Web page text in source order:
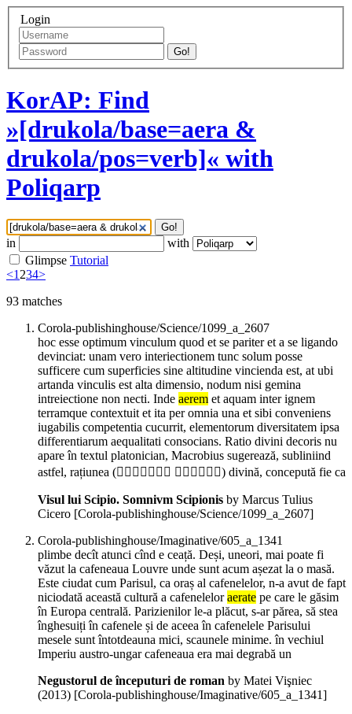
Login
Go!
KorAP: Find
»[drukola/base=aera &
drukola/pos=verb]« with
Poliqarp
Go!
in
with
Glimpse Tutorial
<1234>
93 matches
Corola-publishinghouse/Science/1099_a_2607
hoc esse optimum vinculum quod et se pariter et a se ligando
devinciat: unam vero interiectionem tunc solum posse
sufficere cum superficies sine altitudine vincienda est, at ubi
artanda vinculis est alta dimensio, nodum nisi gemina
intreiectione non necti. Inde aerem et aquam inter ignem
terramque contextuit et ita per omnia una et sibi conveniens
iugabilis competentia cucurrit, elementorum diversitatem ipsa
differentiarum aequalitati consocians. Ratio divini decoris nu
apare în textul platonician, Macrobius sugerează, subliniind
astfel, rațiunea ( ) divină, concepută fie ca
Visul lui Scipio. Somnivm Scipionis by Marcus Tulius
Cicero [Corola-publishinghouse/Science/1099_a_2607]
Corola-publishinghouse/Imaginative/605_a_1341
plimbe decît atunci cînd e ceață. Deși, uneori, mai poate fi
văzut la cafeneaua Louvre unde sunt acum așezat la o masă.
Este ciudat cum Parisul, ca oraș al cafenelelor, n-a avut de fapt
niciodată această cultură a cafeneleloraerate pe care le găsim
în Europa centrală. Parizienilor le-a plăcut, s-ar părea, să stea
înghesuiți în cafenele și de aceea în cafenelele Parisului
mesele sunt întotdeauna mici, scaunele minime. în vechiul
Imperiu austro-ungar cafeneaua era mai degrabă un
Negustorul de începuturi de roman by Matei Vişniec
(2013) [Corola-publishinghouse/Imaginative/605_a_1341]